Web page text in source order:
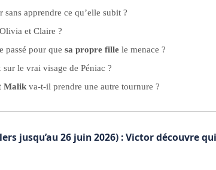
apprendre ce qu’elle subit ?
et Claire ?
passé pour que sa propre fille le menace ?
le vrai visage de Péniac ?
Malik va-t-il prendre une autre tournure ?
jusqu’au 26 juin 2026) : Victor découvre